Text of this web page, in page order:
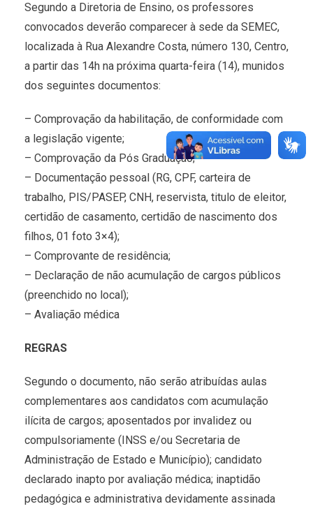
Segundo a Diretoria de Ensino, os professores
convocados deverão comparecer à sede da SEMEC,
localizada à Rua Alexandre Costa, número 130, Centro,
a partir das 14h na próxima quarta-feira (14), munidos
dos seguintes documentos:
– Comprovação da habilitação, de conformidade com
a legislação vigente;
– Comprovação da Pós Graduação;
– Documentação pessoal (RG, CPF, carteira de
trabalho, PIS/PASEP, CNH, reservista, titulo de eleitor,
certidão de casamento, certidão de nascimento dos
filhos, 01 foto 3×4);
– Comprovante de residência;
– Declaração de não acumulação de cargos públicos
(preenchido no local);
– Avaliação médica
REGRAS
Segundo o documento, não serão atribuídas aulas
complementares aos candidatos com acumulação
ilícita de cargos; aposentados por invalidez ou
compulsoriamente (INSS e/ou Secretaria de
Administração de Estado e Município); candidato
declarado inapto por avaliação médica; inaptidão
pedagógica e administrativa devidamente assinada